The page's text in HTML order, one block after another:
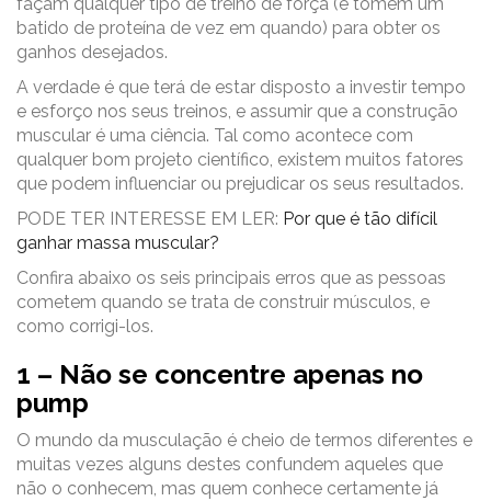
batido de proteína de vez em quando) para obter os
ganhos desejados.
A verdade é que terá de estar disposto a investir tempo
e esforço nos seus treinos, e assumir que a construção
muscular é uma ciência. Tal como acontece com
qualquer bom projeto científico, existem muitos fatores
que podem influenciar ou prejudicar os seus resultados.
PODE TER INTERESSE EM LER: Por que é tão difícil
ganhar massa muscular?
Confira abaixo os seis principais erros que as pessoas
cometem quando se trata de construir músculos, e
como corrigi-los.
1 – Não se concentre apenas no
pump
O mundo da musculação é cheio de termos diferentes e
muitas vezes alguns destes confundem aqueles que
não o conhecem, mas quem conhece certamente já